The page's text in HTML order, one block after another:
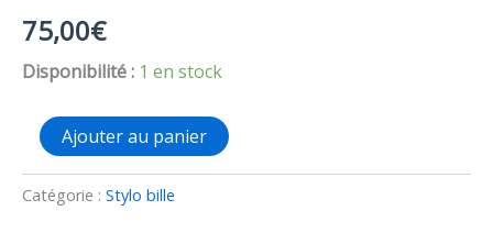
75,00€
Disponibilité : 1 en stock
quantité
Illustration
originale
Ajouter au panier
Catégorie : Stylo bille